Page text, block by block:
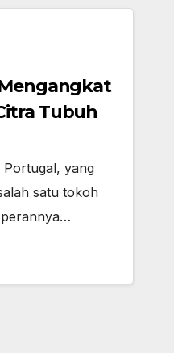
Tubuh
Portugal, yang
satu tokoh
perannya…